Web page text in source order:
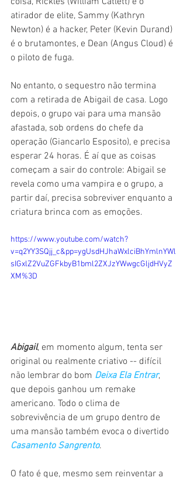
atirador de elite, Sammy (Kathryn
Newton) é a hacker, Peter (Kevin Durand)
é o brutamontes, e Dean (Angus Cloud) é
o piloto de fuga.
No entanto, o sequestro não termina
com a retirada de Abigail de casa. Logo
depois, o grupo vai para uma mansão
afastada, sob ordens do chefe da
operação (Giancarlo Esposito), e precisa
esperar 24 horas. É aí que as coisas
começam a sair do controle: Abigail se
revela como uma vampira e o grupo, a
partir daí, precisa sobreviver enquanto a
criatura brinca com as emoções.
https://www.youtube.com/watch?
v=q2YY3SQjj_c&pp=ygUsdHJhaWxlciBhYmlnYWl
sIGxlZ2VuZGFkbyB1bml2ZXJzYWwgcGljdHVyZ
XM%3D
Abigail, em momento algum, tenta ser
original ou realmente criativo -- difícil
não lembrar do bom Deixa Ela Entrar,
que depois ganhou um remake
americano. Todo o clima de
sobrevivência de um grupo dentro de
uma mansão também evoca o divertido
Casamento Sangrento.
O fato é que, mesmo sem reinventar a